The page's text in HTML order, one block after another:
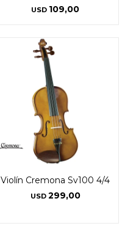
USD 109,00
Violín Cremona Sv100 4/4
USD 299,00